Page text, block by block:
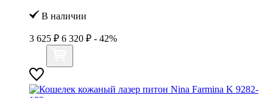
В наличии
3 625 ₽ 6 320 ₽ - 42%